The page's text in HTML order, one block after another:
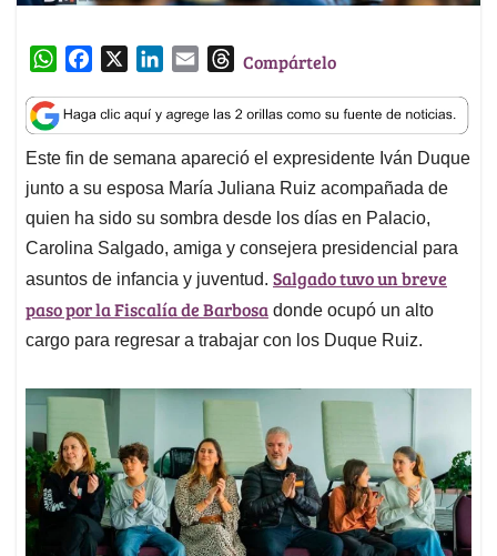
W
a
t
s
A
p
p
c
e
b
o
o
k
n
k
e
d
I
n
a
i
l
T
r
e
a
d
s
Compártelo
Este fin de semana apareció el expresidente Iván Duque
junto a su esposa María Juliana Ruiz acompañada de
quien ha sido su sombra desde los días en Palacio,
Carolina Salgado, amiga y consejera presidencial para
asuntos de infancia y juventud. Salgado tuvo un breve
paso por la Fiscalía de Barbosa donde ocupó un alto
cargo para regresar a trabajar con los Duque Ruiz.